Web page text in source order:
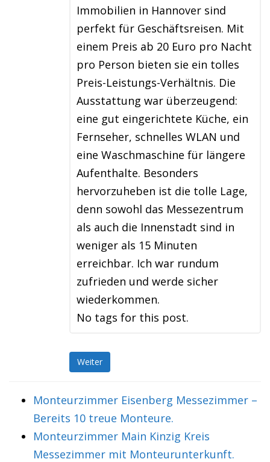
Immobilien in Hannover sind
perfekt für Geschäftsreisen. Mit
einem Preis ab 20 Euro pro Nacht
pro Person bieten sie ein tolles
Preis-Leistungs-Verhältnis. Die
Ausstattung war überzeugend:
eine gut eingerichtete Küche, ein
Fernseher, schnelles WLAN und
eine Waschmaschine für längere
Aufenthalte. Besonders
hervorzuheben ist die tolle Lage,
denn sowohl das Messezentrum
als auch die Innenstadt sind in
weniger als 15 Minuten
erreichbar. Ich war rundum
zufrieden und werde sicher
wiederkommen.
No tags for this post.
Weiter
Monteurzimmer Eisenberg Messezimmer –
Bereits 10 treue Monteure.
Monteurzimmer Main Kinzig Kreis
Messezimmer mit Monteurunterkunft.